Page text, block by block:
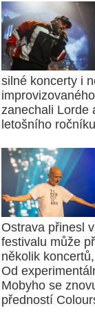
silné koncerty i
zanechali Lorde
letošního
Ostrava přinesl
festivalu může
několik
Od
Mobyho se
předností